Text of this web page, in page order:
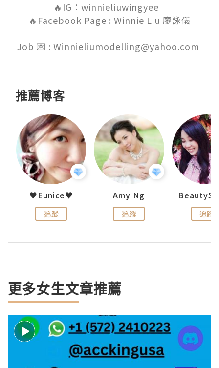
🔥IG：winnieliuwingyee
🔥Facebook Page : Winnie Liu 廖詠儀
Job 💌 : Winnieliumodelling@yahoo.com
推薦博客
♥Eunice♥
追蹤
Amy Ng
追蹤 追蹤
更多女生文章推薦